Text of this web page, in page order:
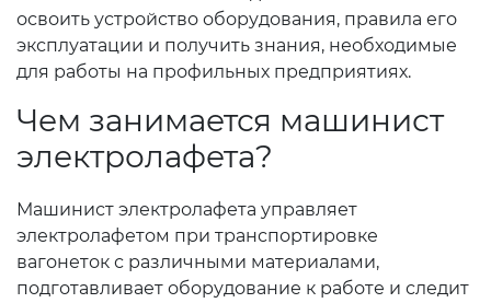
освоить устройство оборудования, правила его
эксплуатации и получить знания, необходимые
для работы на профильных предприятиях.
Чем занимается машинист
электролафета?
Машинист электролафета управляет
электролафетом при транспортировке
вагонеток с различными материалами,
подготавливает оборудование к работе и следит